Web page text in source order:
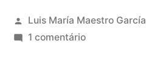
Publicado
por
Luis María Maestro García
1 comentárioem